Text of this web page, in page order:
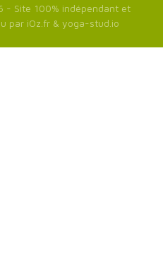
- Site 100% indépendant et
par iOz.fr & yoga-stud.io